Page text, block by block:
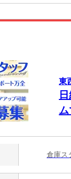
東
倉庫